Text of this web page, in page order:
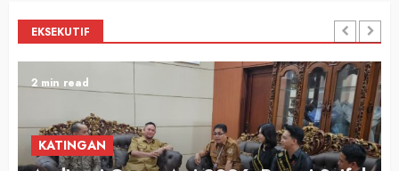
EKSEKUTIF
2 min read
KATINGAN